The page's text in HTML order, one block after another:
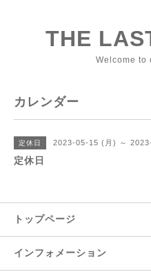
THE
Welcome to
カレンダー
定休日 2023-05-15 (月) ～
定休日
トップページ
インフォメーション